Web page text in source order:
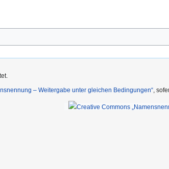
– Weitergabe unter gleichen Bedingungen“,